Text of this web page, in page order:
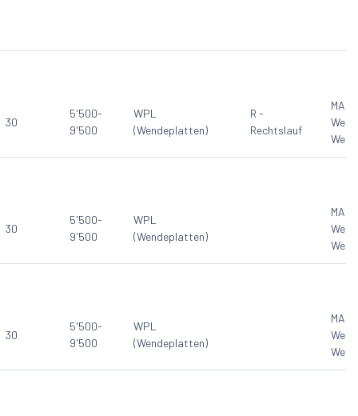
30
5'500-
9'500
WPL
(Wendeplatten)
R -
Rechtslauf
MAN
30
5'500-
9'500
WPL
(Wendeplatten)
MAN
30
5'500-
9'500
WPL
(Wendeplatten)
MAN